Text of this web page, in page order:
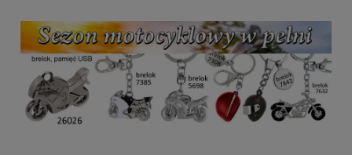
Emeko
Fol-Plast
Fruit Of The Loom
Fruit Of The Loom
Glasmark
Grand
Heri